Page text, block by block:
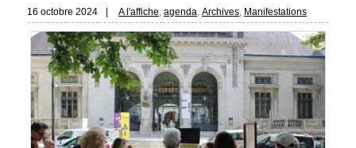
16 octobre 2024 | A l'affiche ,agenda ,Archives Manifestations